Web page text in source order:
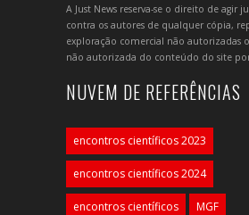
A Just News reserva-se o direito de agir
contra os autores de qualquer cópia,
exploração comercial não autorizadas
não autorizada do conteúdo do site
NUVEM DE REFERÊNCIAS
encontros científicos 2023
encontros científicos 2024
encontros científicos MGF